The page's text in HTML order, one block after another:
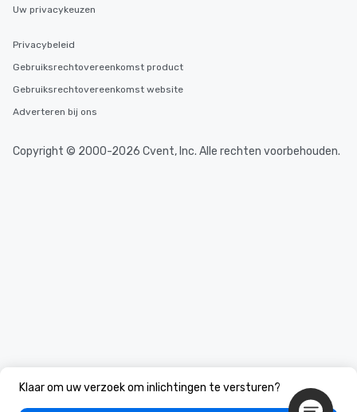
Klaar om uw verzoek om inlichtingen te versturen?
Uw privacykeuzen
Privacybeleid
Gebruiksrechtovereenkomst product
Gebruiksrechtovereenkomst website
Adverteren bij ons
Copyright © 2000-2026 Cvent, Inc. Alle rechten voorbehouden.